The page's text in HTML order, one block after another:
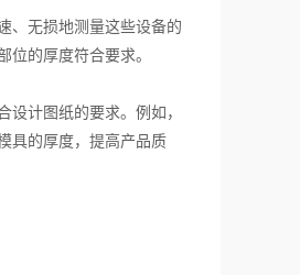
、无损地测量这些设备的
的厚度符合要求。
计图纸的要求。例如，
具的厚度，提高产品质